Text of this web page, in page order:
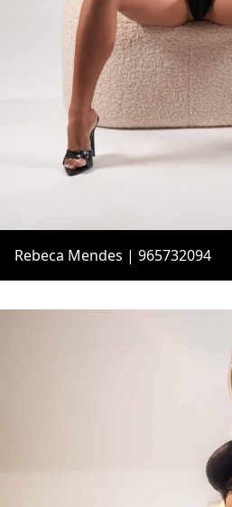
Rebeca Mendes | 965732094